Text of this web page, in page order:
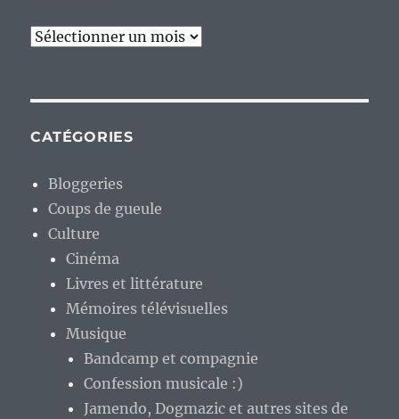
Archives
CATÉGORIES
Bloggeries
Coups de gueule
Culture
Cinéma
Livres et littérature
Mémoires télévisuelles
Musique
Bandcamp et compagnie
Confession musicale :)
Jamendo, Dogmazic et autres sites de